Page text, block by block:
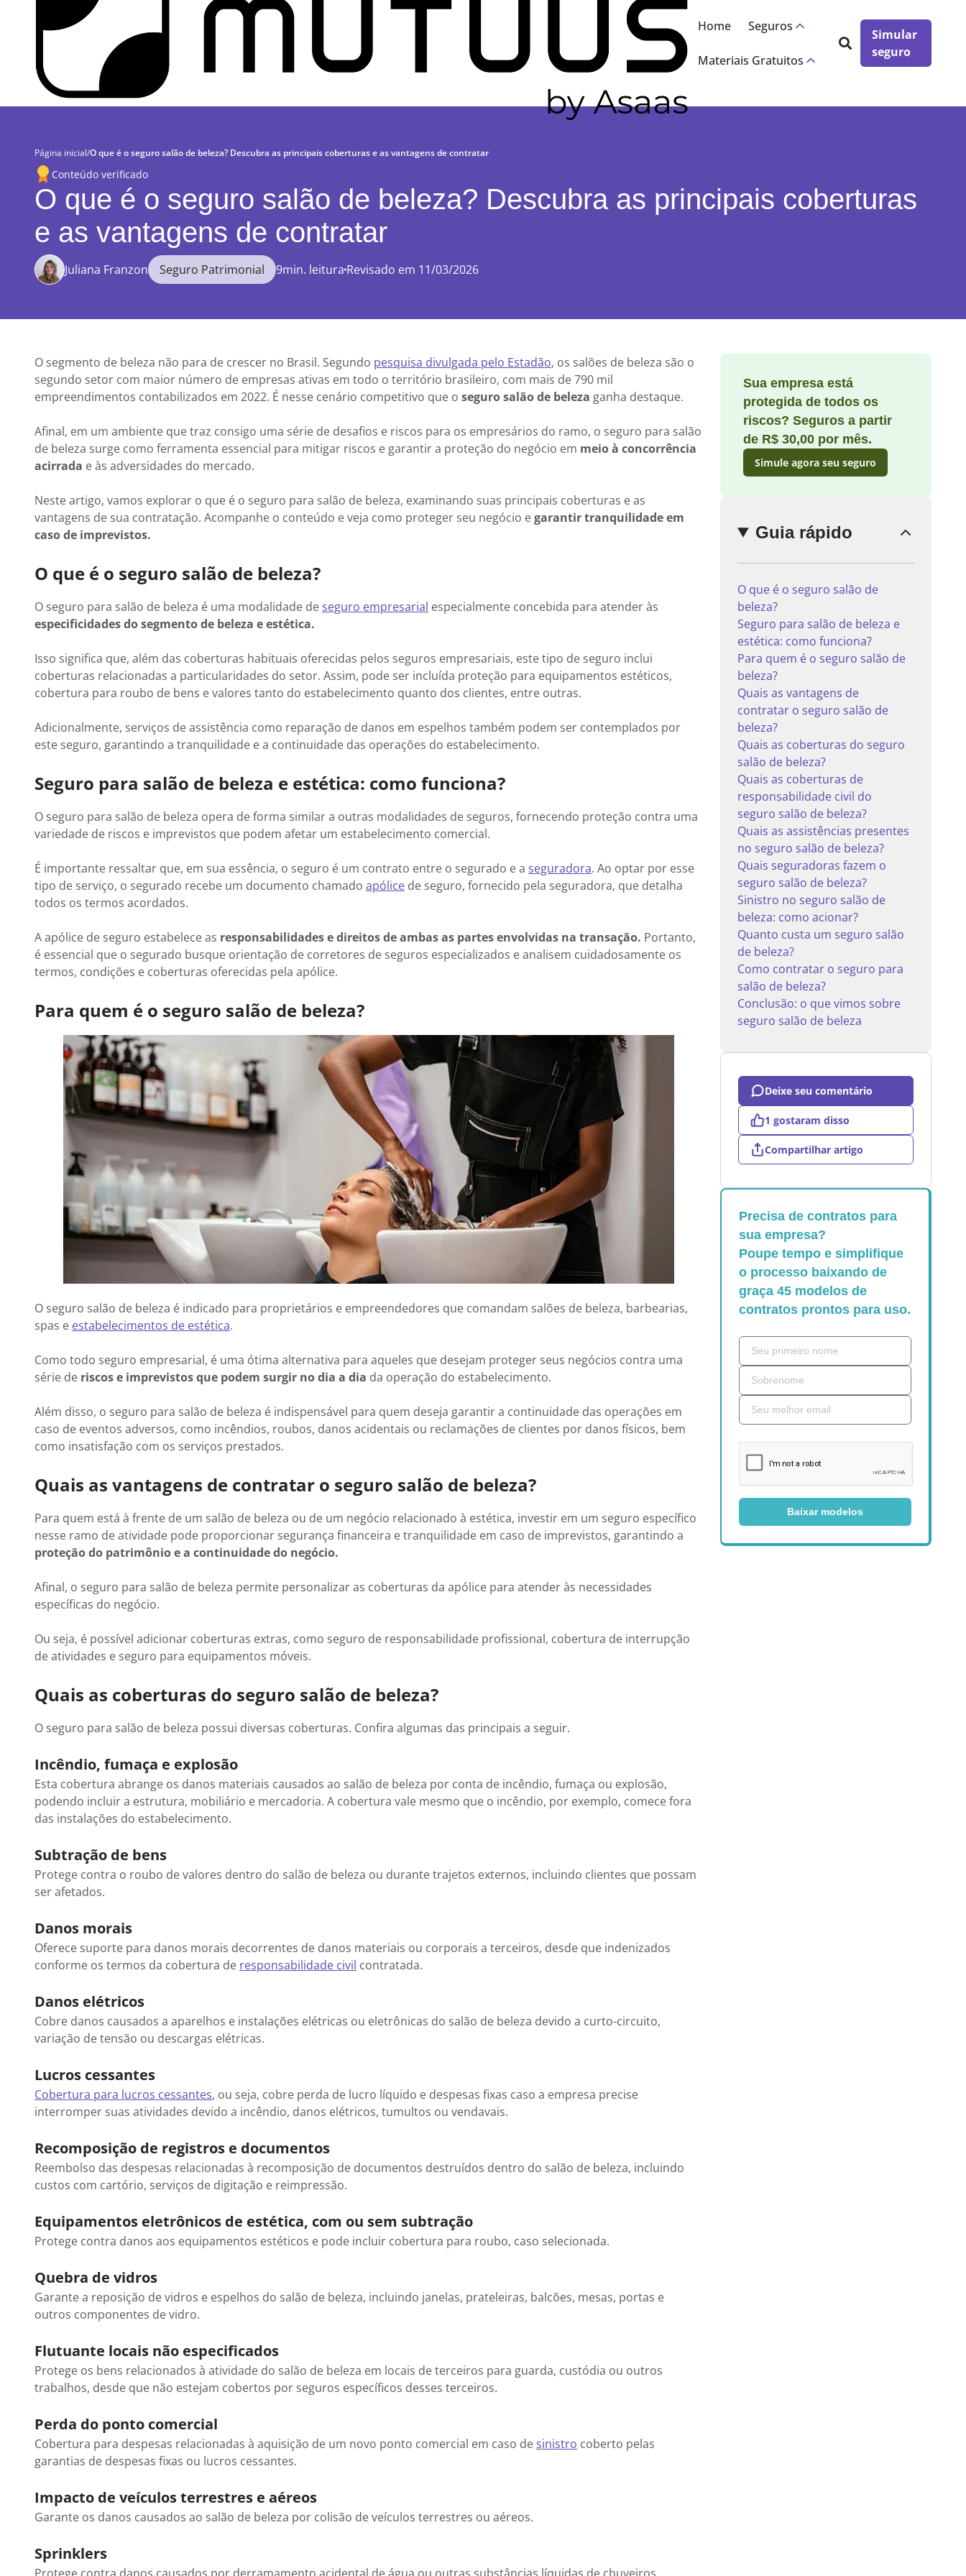
Home Seguros
Materiais Gratuitos
Simular
seguro
Página inicial/O que é o seguro salão de beleza? Descubra as principais coberturas e as vantagens de contratar
Conteúdo verificado
O que é o seguro salão de beleza? Descubra as principais coberturas
e as vantagens de contratar
Juliana Franzon Seguro Patrimonial 9min. leitura Revisado em 11/03/2026
O segmento de beleza não para de crescer no Brasil. Segundo pesquisa divulgada pelo Estadão, os salões de beleza são o
segundo setor com maior número de empresas ativas em todo o território brasileiro, com mais de 790 mil
empreendimentos contabilizados em 2022. É nesse cenário competitivo que o seguro salão de beleza ganha destaque.
Afinal, em um ambiente que traz consigo uma série de desafios e riscos para os empresários do ramo, o seguro para salão
de beleza surge como ferramenta essencial para mitigar riscos e garantir a proteção do negócio em meio à concorrência
acirrada e às adversidades do mercado.
Neste artigo, vamos explorar o que é o seguro para salão de beleza, examinando suas principais coberturas e as
vantagens de sua contratação. Acompanhe o conteúdo e veja como proteger seu negócio egarantir tranquilidade em
caso de imprevistos.
O que é o seguro salão de beleza?
O seguro para salão de beleza é uma modalidade deseguro empresarial especialmente concebida para atender às
especificidades do segmento de beleza e estética.
Isso significa que, além das coberturas habituais oferecidas pelos seguros empresariais, este tipo de seguro inclui
coberturas relacionadas a particularidades do setor. Assim, pode ser incluída proteção para equipamentos estéticos,
cobertura para roubo de bens e valores tanto do estabelecimento quanto dos clientes, entre outras.
Adicionalmente, serviços de assistência como reparação de danos em espelhos também podem ser contemplados por
este seguro, garantindo a tranquilidade e a continuidade das operações do estabelecimento.
Seguro para salão de beleza e estética: como funciona?
O seguro para salão de beleza opera de forma similar a outras modalidades de seguros, fornecendo proteção contra uma
variedade de riscos e imprevistos que podem afetar um estabelecimento comercial.
É importante ressaltar que, em sua essência, o seguro é um contrato entre o segurado e a seguradora. Ao optar por esse
tipo de serviço, o segurado recebe um documento chamado apólice de seguro, fornecido pela seguradora, que detalha
todos os termos acordados.
A apólice de seguro estabelece as responsabilidades e direitos de ambas as partes envolvidas na transação. Portanto,
é essencial que o segurado busque orientação de corretores de seguros especializados e analisem cuidadosamente os
termos, condições e coberturas oferecidas pela apólice.
Para quem é o seguro salão de beleza?
O seguro salão de beleza é indicado para proprietários e empreendedores que comandam salões de beleza, barbearias,
spas e estabelecimentos de estética.
Como todo seguro empresarial, é uma ótima alternativa para aqueles que desejam proteger seus negócios contra uma
série de riscos e imprevistos que podem surgir no dia a dia da operação do estabelecimento.
Além disso, o seguro para salão de beleza é indispensável para quem deseja garantir a continuidade das operações em
caso de eventos adversos, como incêndios, roubos, danos acidentais ou reclamações de clientes por danos físicos, bem
como insatisfação com os serviços prestados.
Quais as vantagens de contratar o seguro salão de beleza?
Para quem está à frente de um salão de beleza ou de um negócio relacionado à estética, investir em um seguro específico
nesse ramo de atividade pode proporcionar segurança financeira e tranquilidade em caso de imprevistos, garantindo a
proteção do patrimônio e a continuidade do negócio.
Afinal, o seguro para salão de beleza permite personalizar as coberturas da apólice para atender às necessidades
específicas do negócio.
Ou seja, é possível adicionar coberturas extras, como seguro de responsabilidade profissional, cobertura de interrupção
de atividades e seguro para equipamentos móveis.
Quais as coberturas do seguro salão de beleza?
O seguro para salão de beleza possui diversas coberturas. Confira algumas das principais a seguir.
Incêndio, fumaça e explosão
Esta cobertura abrange os danos materiais causados ao salão de beleza por conta de incêndio, fumaça ou explosão,
podendo incluir a estrutura, mobiliário e mercadoria. A cobertura vale mesmo que o incêndio, por exemplo, comece fora
das instalações do estabelecimento.
Subtração de bens
Protege contra o roubo de valores dentro do salão de beleza ou durante trajetos externos, incluindo clientes que possam
ser afetados.
Danos morais
Oferece suporte para danos morais decorrentes de danos materiais ou corporais a terceiros, desde que indenizados
conforme os termos da cobertura de responsabilidade civil contratada.
Danos elétricos
Cobre danos causados a aparelhos e instalações elétricas ou eletrônicas do salão de beleza devido a curto-circuito,
variação de tensão ou descargas elétricas.
Lucros cessantes
Cobertura para lucros cessantes, ou seja, cobre perda de lucro líquido e despesas fixas caso a empresa precise
interromper suas atividades devido a incêndio, danos elétricos, tumultos ou vendavais.
Recomposição de registros e documentos
Reembolso das despesas relacionadas à recomposição de documentos destruídos dentro do salão de beleza, incluindo
custos com cartório, serviços de digitação e reimpressão.
Equipamentos eletrônicos de estética, com ou sem subtração
Protege contra danos aos equipamentos estéticos e pode incluir cobertura para roubo, caso selecionada.
Quebra de vidros
Garante a reposição de vidros e espelhos do salão de beleza, incluindo janelas, prateleiras, balcões, mesas, portas e
outros componentes de vidro.
Flutuante locais não especificados
Protege os bens relacionados à atividade do salão de beleza em locais de terceiros para guarda, custódia ou outros
trabalhos, desde que não estejam cobertos por seguros específicos desses terceiros.
Perda do ponto comercial
Cobertura para despesas relacionadas à aquisição de um novo ponto comercial em caso desinistro coberto pelas
garantias de despesas fixas ou lucros cessantes.
Impacto de veículos terrestres e aéreos
Garante os danos causados ao salão de beleza por colisão de veículos terrestres ou aéreos.
Sprinklers
Sua empresa está
protegida de todos os
riscos? Seguros a partir
de R$ 30,00 por mês.
Simule agora seu seguro
Guia rápido
O que é o seguro salão de
beleza?
Seguro para salão de beleza e
estética: como funciona?
Para quem é o seguro salão de
beleza?
Quais as vantagens de
contratar o seguro salão de
beleza?
Quais as coberturas do seguro
salão de beleza?
Quais as coberturas de
responsabilidade civil do
seguro salão de beleza?
Quais as assistências presentes
no seguro salão de beleza?
Quais seguradoras fazem o
seguro salão de beleza?
Sinistro no seguro salão de
beleza: como acionar?
Quanto custa um seguro salão
de beleza?
Como contratar o seguro para
salão de beleza?
Conclusão: o que vimos sobre
seguro salão de beleza
Deixe seu comentário
1 gostaram disso
Compartilhar artigo
Precisa de contratos para
sua empresa?
Poupe tempo e simplifique
o processo baixando de
graça 45 modelos de
contratos prontos para uso.
Baixar modelos